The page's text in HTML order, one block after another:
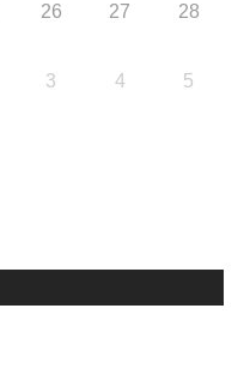
26 27 28
3 4 5